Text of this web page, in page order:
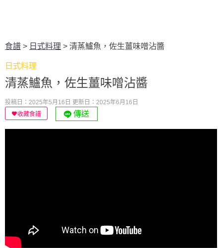
食譜 > 日式料理 > 清蒸鱸魚，佐生薑味噌沾醬
日式料理
清蒸鱸魚，佐生薑味噌沾醬
投稿日：2025年5月16日 更新日：2025年6月16日
收藏食譜
傳送